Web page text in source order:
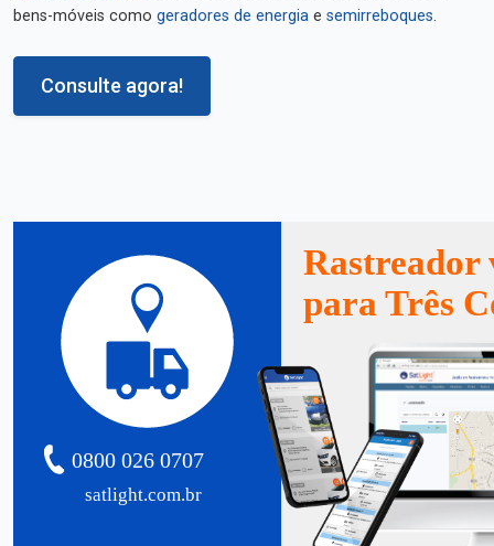
bens-móveis como geradores de energia e semirreboques.
Consulte agora!
satlight.com.br
0800 026 0707
Rastreador
para Três